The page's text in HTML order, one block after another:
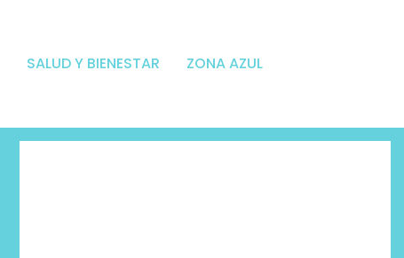
SALUD Y BIENESTAR ZONA AZUL